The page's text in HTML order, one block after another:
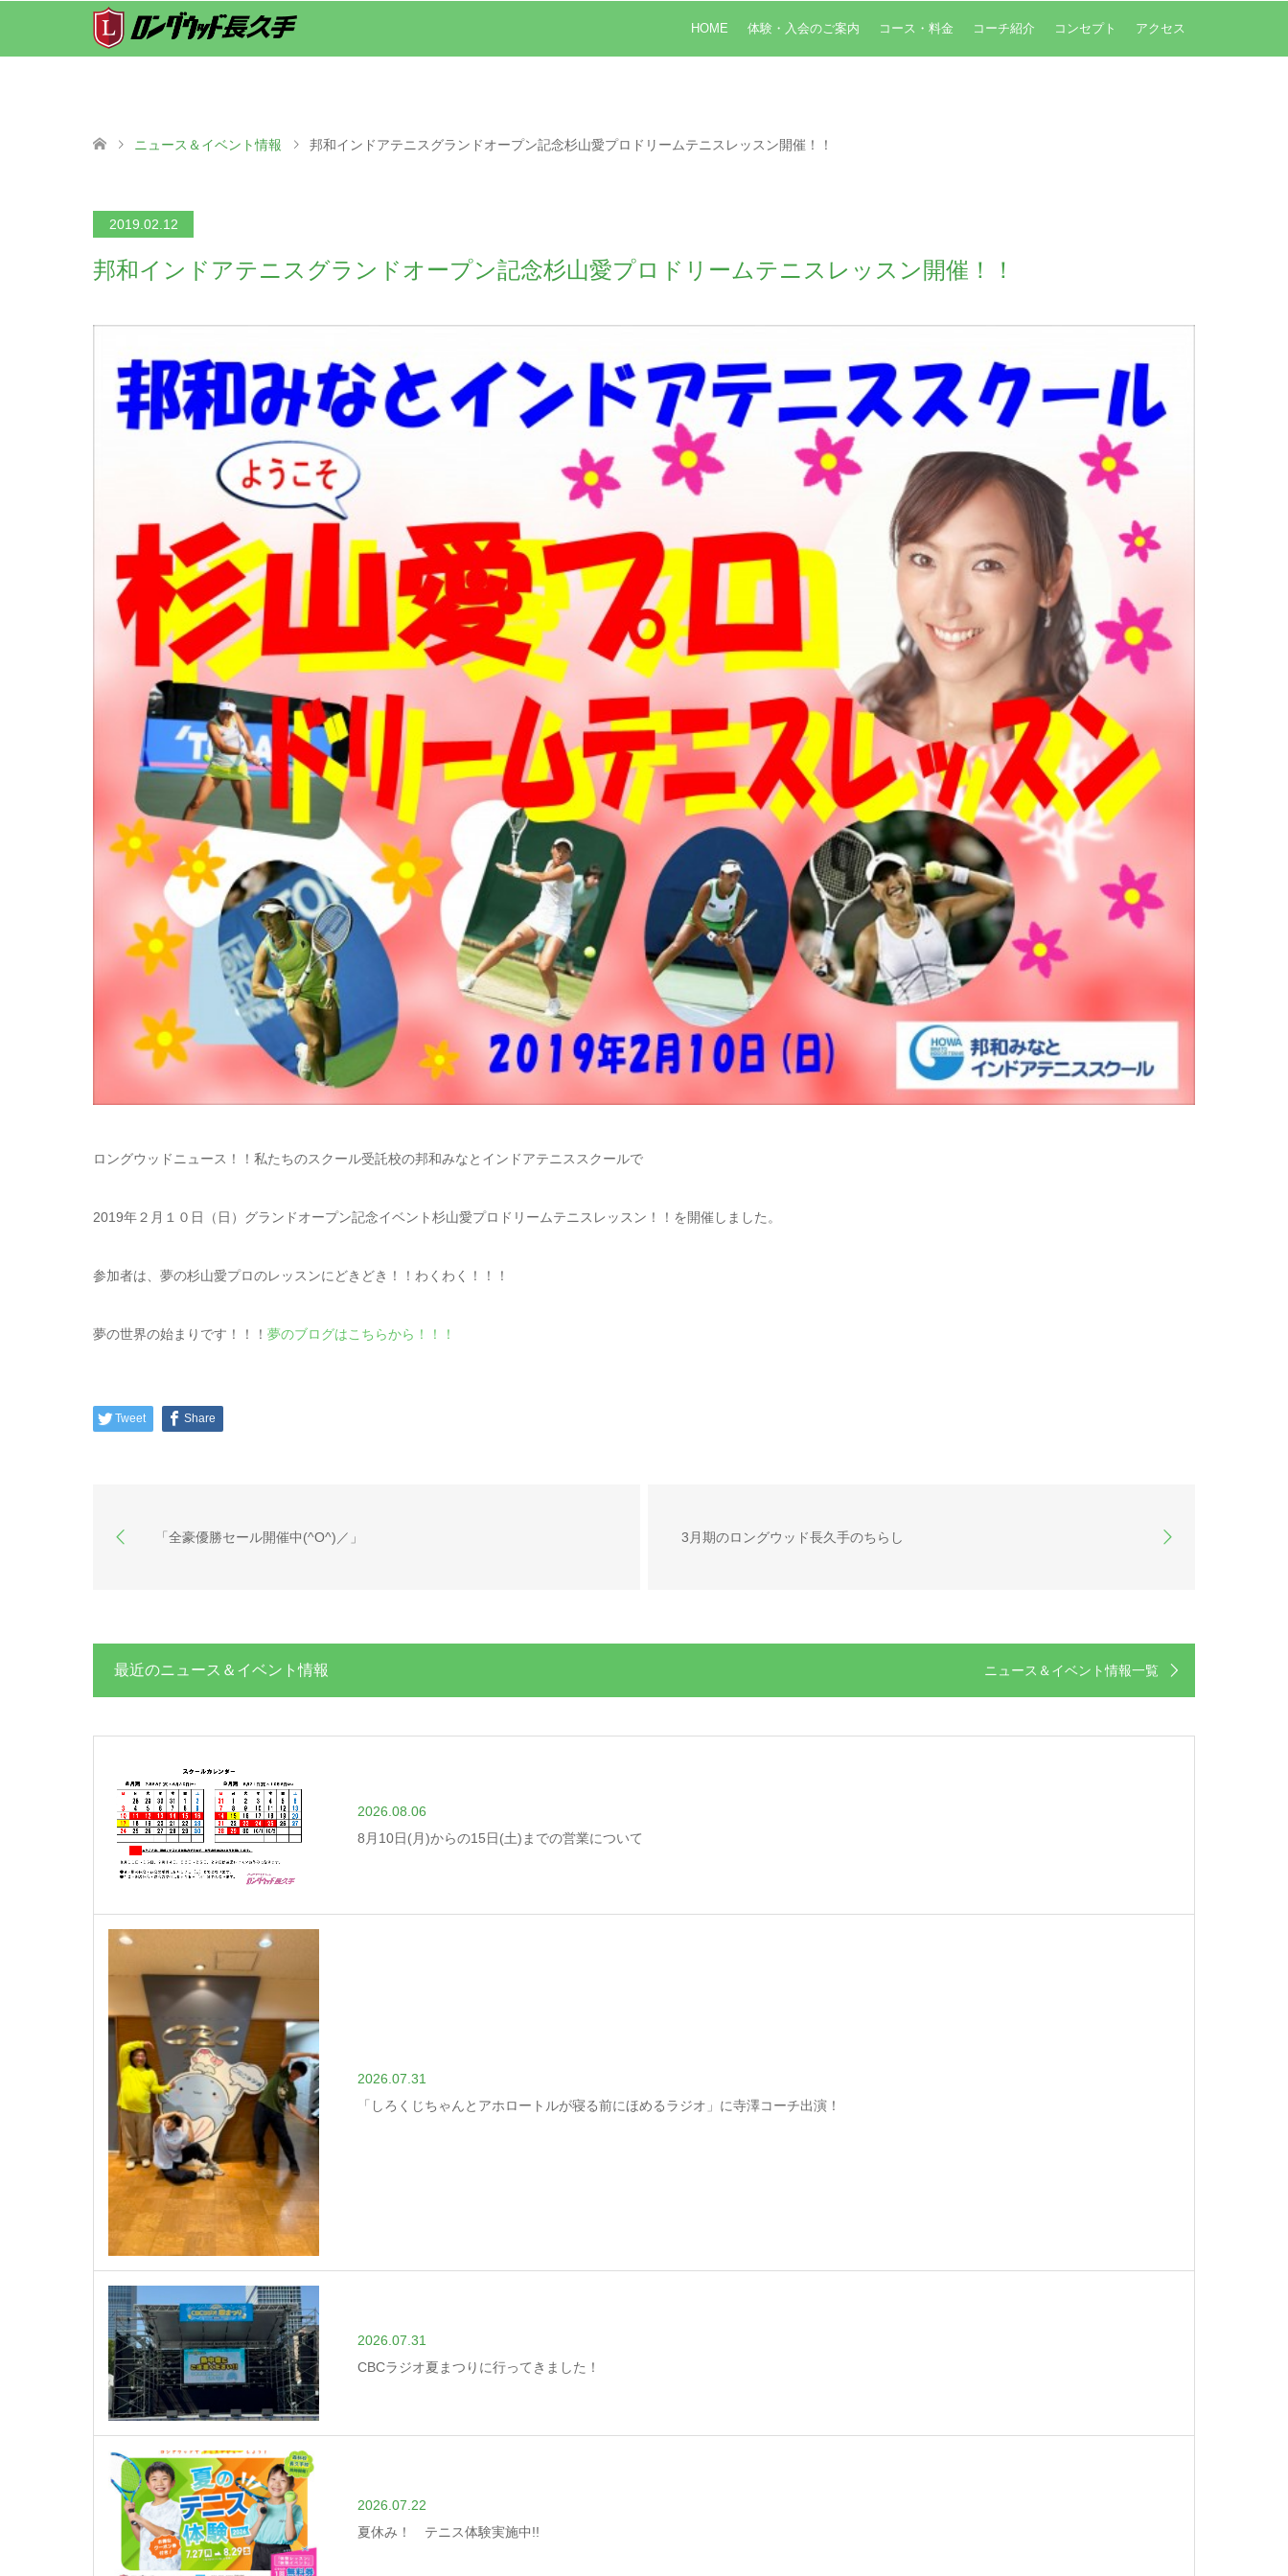
HOME 体験・入会のご案内 コース・料金 コーチ紹介 コンセプト アクセス
ニュース＆イベント情報 邦和インドアテニスグランドオープン記念杉山愛プロドリームテニスレッスン開催！！
2019.02.12
邦和インドアテニスグランドオープン記念杉山愛プロドリームテニスレッスン開催！！
ロングウッドニュース！！私たちのスクール受託校の邦和みなとインドアテニススクールで
2019年２月１０日（日）グランドオープン記念イベント杉山愛プロドリームテニスレッスン！！を開催しました。
参加者は、夢の杉山愛プロのレッスンにどきどき！！わくわく！！！
夢の世界の始まりです！！！ 夢のブログはこちらから！！！
Tweet Share
「全豪優勝セール開催中(^O^)／」 3月期のロングウッド長久手のちらし
最近のニュース＆イベント情報 ニュース＆イベント情報一覧
2026.08.06
8月10日(月)からの15日(土)までの営業について
2026.07.31
「しろくじちゃんとアホロートルが寝る前にほめるラジオ」に寺澤コーチ出演！
2026.07.31
CBCラジオ夏まつりに行ってきました！
2026.07.22
夏休み！ テニス体験実施中!!